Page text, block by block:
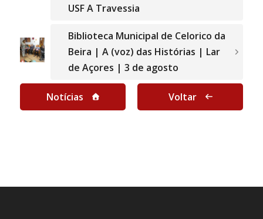
USF A Travessia
Biblioteca Municipal de Celorico da
Beira | A (voz) das Histórias | Lar
de Açores | 3 de agosto
Notícias Voltar